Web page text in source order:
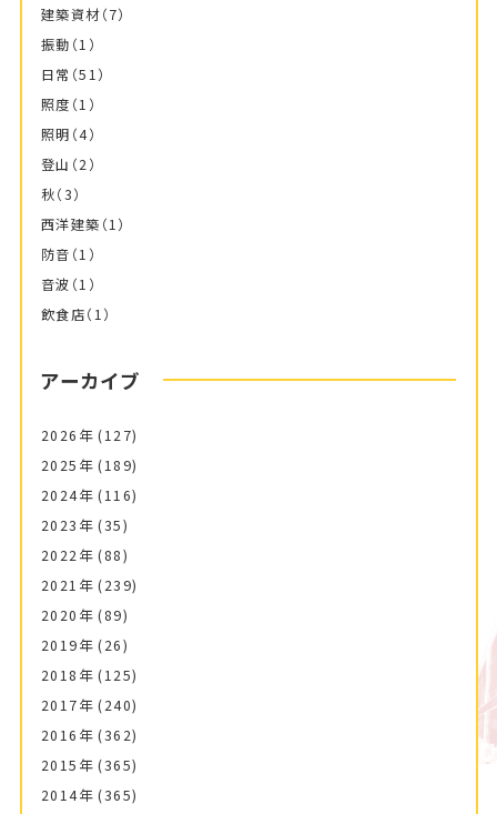
建築資材（7）
振動 （1）
日常 （51）
照度 （1）
照明 （4）
登山 （2）
秋（3）
西洋建築 （1）
防音 （1）
音波 （1）
飲食店（1）
アーカイブ
2026年 (127)
2025年 (189)
2024年 (116)
2023年 (35)
2022年 (88)
2021年 (239)
2020年 (89)
2019年 (26)
2018年 (125)
2017年 (240)
2016年 (362)
2015年 (365)
2014年 (365)